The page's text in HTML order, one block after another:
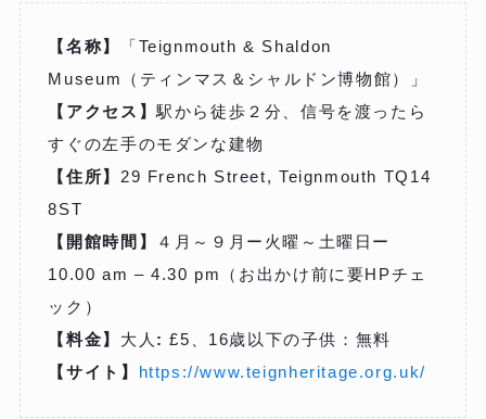
【名称】
「Teignmouth & Shaldon
Museum（ティンマス＆シャルドン博物館）」
【アクセス】駅から徒歩２分、信号を渡ったら
すぐの左手のモダンな建物
【住所】 29 French Street, Teignmouth TQ14
8ST
【開館時間】
４月～９月ー火曜～土曜日ー
10.00 am – 4.30 pm（お出かけ前に要HPチェ
ック）
【料金】 大人 : £5、16歳以下の子供：無料
【サイト】
https://www.teignheritage.org.uk/